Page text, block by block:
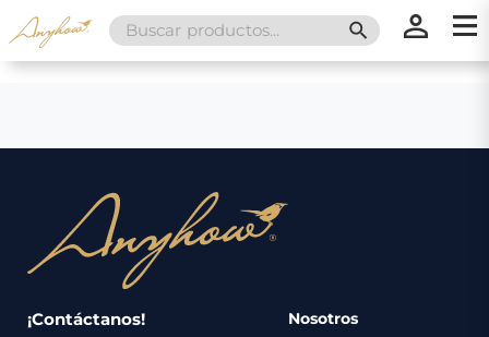
Search
for:
SEARCH
¡Contáctanos! Nosotros
Nosotros
Servicios
Catálogo
Regalos